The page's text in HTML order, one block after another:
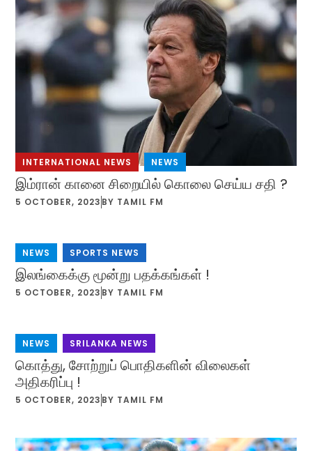
INTERNATIONAL NEWS , NEWS
இம்ரான் கானை சிறையில் கொலை செய்ய சதி ?
5 OCTOBER, 2023 BY TAMIL FM
NEWS SPORTS NEWS
இலங்கைக்கு மூன்று பதக்கங்கள் !
5 OCTOBER, 2023 BY TAMIL FM
NEWS SRILANKA NEWS
கொத்து, சோற்றுப் பொதிகளின் விலைகள்
அதிகரிப்பு !
5 OCTOBER, 2023 BY TAMIL FM